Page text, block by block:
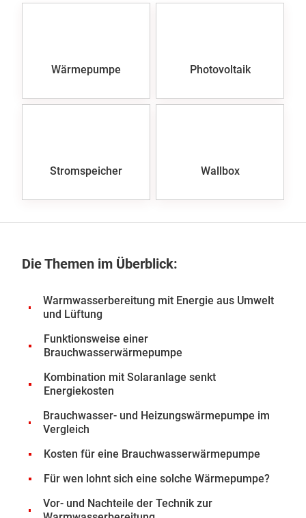
Wärmepumpe Photovoltaik
Stromspeicher Wallbox
Die Themen im Überblick:
Warmwasserbereitung mit Energie aus Umwelt
und Lüftung
Funktionsweise einer
Brauchwasserwärmepumpe
Kombination mit Solaranlage senkt
Energiekosten
Brauchwasser- und Heizungswärmepumpe im
Vergleich
Kosten für eine Brauchwasserwärmepumpe
Für wen lohnt sich eine solche Wärmepumpe?
Vor- und Nachteile der Technik zur